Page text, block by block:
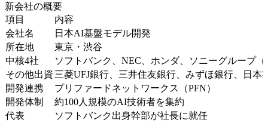
新会社の概要
項目
内容
会社名
日本AI基盤モデル開発
所在地
東京・渋谷
中核4社
ソフトバンク、NEC、ホンダ、ソニーグループ
その他出資 三菱UFJ銀行、三井住友銀行、みずほ銀行、日本
開発連携
プリファードネットワークス（PFN）
開発体制
約100人規模のAI技術者を集約
代表
ソフトバンク出身幹部が社長に就任